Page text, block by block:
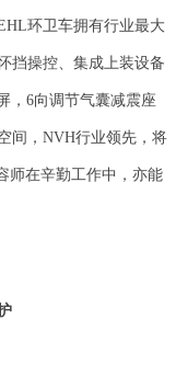
环卫车拥有行业最大
挡操控、集成上装设备
，6向调节气囊减震座
间，NVH行业领先，将
师在辛勤工作中，亦能